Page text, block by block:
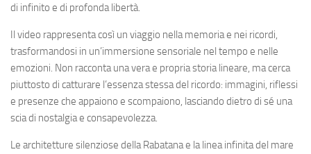
di infinito e di profonda libertà.
Il video rappresenta così un viaggio nella memoria e nei ricordi,
trasformandosi in un’immersione sensoriale nel tempo e nelle
emozioni. Non racconta una vera e propria storia lineare, ma cerca
piuttosto di catturare l’essenza stessa del ricordo: immagini, riflessi
e presenze che appaiono e scompaiono, lasciando dietro di sé una
scia di nostalgia e consapevolezza.
Le architetture silenziose della Rabatana e la linea infinita del mare